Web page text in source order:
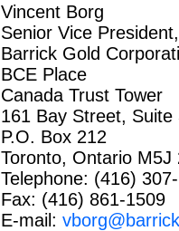
Vincent Borg
Senior Vice
Barrick Gold
BCE Place
Canada Trust Tower
161 Bay Street, Suite
P.O. Box 212
Toronto, Ontario M5J
Telephone: (416)
Fax: (416) 861-1509
E-mail: